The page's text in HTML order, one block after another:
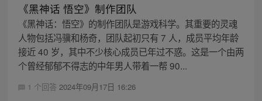
《黑神话 悟空》制作团队
《黑神话：悟空》的制作团队是游戏科学。其重要的灵魂
人物包括冯骥和杨奇，团队起初只有 7 人，成员平均年龄
接近 40 岁，其中不少核心成员已年过不惑。这是一个由两
个曾经郁郁不得志的中年男人带着一帮 90...
1 个回答 2024年09月17日 16:26